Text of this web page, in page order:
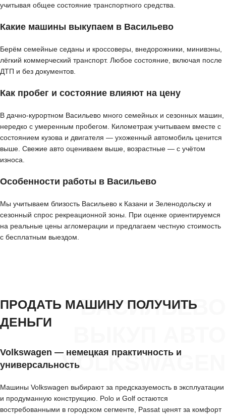
учитывая общее состояние транспортного средства.
Какие машины выкупаем в Васильево
Берём семейные седаны и кроссоверы, внедорожники, минивэны,
лёгкий коммерческий транспорт. Любое состояние, включая после
ДТП и без документов.
Как пробег и состояние влияют на цену
В дачно-курортном Васильево много семейных и сезонных машин,
нередко с умеренным пробегом. Километраж учитываем вместе с
состоянием кузова и двигателя — ухоженный автомобиль ценится
выше. Свежие авто оцениваем выше, возрастные — с учётом
износа.
Особенности работы в Васильево
Мы учитываем близость Васильево к Казани и Зеленодольску и
сезонный спрос рекреационной зоны. При оценке ориентируемся
на реальные цены агломерации и предлагаем честную стоимость
с бесплатным выездом.
ВАСИЛЬЕВО
VOLKSWAGEN
ПРОДАТЬ МАШИНУ ПОЛУЧИТЬ
ДЕНЬГИ
Volkswagen — немецкая практичность и
универсальность
Машины Volkswagen выбирают за предсказуемость в эксплуатации
и продуманную конструкцию. Polo и Golf остаются
востребованными в городском сегменте, Passat ценят за комфорт